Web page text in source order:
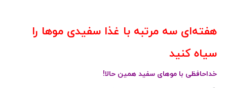
هفته‌ای سه مرتبه با غذا سفیدی‌ موها را
سیاه کنید
خداحافظی با موهای سفید همین حالا!